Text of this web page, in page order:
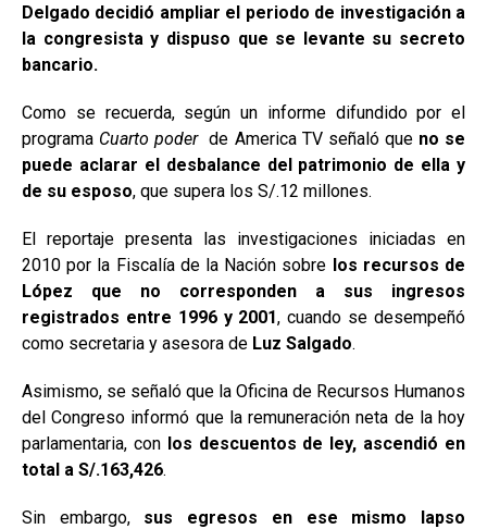
Delgado decidió ampliar el periodo de investigación a
la congresista y dispuso que se levante su secreto
bancario.
Como se recuerda, según un informe difundido por el
programa Cuarto poderde America TV señaló que no se
puede aclarar el desbalance del patrimonio de ella y
de su esposo, que supera los S/.12 millones.
El reportaje presenta las investigaciones iniciadas en
2010 por la Fiscalía de la Nación sobre los recursos de
López que no corresponden a sus ingresos
registrados entre 1996 y 2001, cuando se desempeñó
como secretaria y asesora de Luz Salgado.
Asimismo, se señaló que la Oficina de Recursos Humanos
del Congreso informó que la remuneración neta de la hoy
parlamentaria, con los descuentos de ley, ascendió en
total a S/.163,426.
Sin embargo, sus egresos en ese mismo lapso